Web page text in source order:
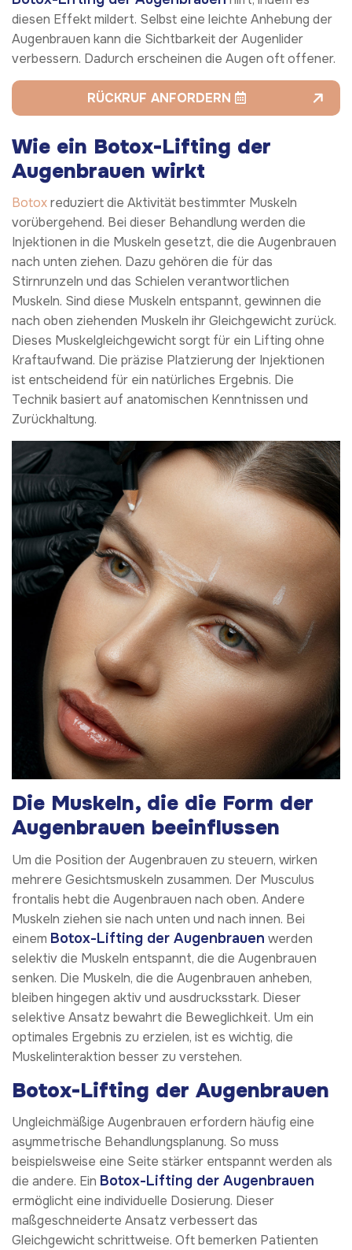
diesen Effekt mildert. Selbst eine leichte Anhebung der
Augenbrauen kann die Sichtbarkeit der Augenlider
verbessern. Dadurch erscheinen die Augen oft offener.
RÜCKRUF ANFORDERN
Wie ein Botox-Lifting der
Augenbrauen wirkt
Botoxreduziert die Aktivität bestimmter Muskeln
vorübergehend. Bei dieser Behandlung werden die
Injektionen in die Muskeln gesetzt, die die Augenbrauen
nach unten ziehen. Dazu gehören die für das
Stirnrunzeln und das Schielen verantwortlichen
Muskeln. Sind diese Muskeln entspannt, gewinnen die
nach oben ziehenden Muskeln ihr Gleichgewicht zurück.
Dieses Muskelgleichgewicht sorgt für ein Lifting ohne
Kraftaufwand. Die präzise Platzierung der Injektionen
ist entscheidend für ein natürliches Ergebnis. Die
Technik basiert auf anatomischen Kenntnissen und
Zurückhaltung.
Die Muskeln, die die Form der
Augenbrauen beeinflussen
Um die Position der Augenbrauen zu steuern, wirken
mehrere Gesichtsmuskeln zusammen. Der Musculus
frontalis hebt die Augenbrauen nach oben. Andere
Muskeln ziehen sie nach unten und nach innen. Bei
einem Botox-Lifting der Augenbrauen werden
selektiv die Muskeln entspannt, die die Augenbrauen
senken. Die Muskeln, die die Augenbrauen anheben,
bleiben hingegen aktiv und ausdrucksstark. Dieser
selektive Ansatz bewahrt die Beweglichkeit. Um ein
optimales Ergebnis zu erzielen, ist es wichtig, die
Muskelinteraktion besser zu verstehen.
Botox-Lifting der Augenbrauen
Ungleichmäßige Augenbrauen erfordern häufig eine
asymmetrische Behandlungsplanung. So muss
beispielsweise eine Seite stärker entspannt werden als
die andere. Ein Botox-Lifting der Augenbrauen
ermöglicht eine individuelle Dosierung. Dieser
maßgeschneiderte Ansatz verbessert das
Gleichgewicht schrittweise. Oft bemerken Patienten